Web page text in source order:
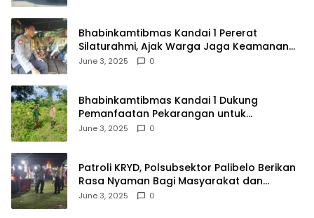
Bhabinkamtibmas Kandai 1 Pererat
Silaturahmi, Ajak Warga Jaga Keamanan
Lingkungan
June 3, 2025 0
Bhabinkamtibmas Kandai 1 Dukung
Pemanfaatan Pekarangan untuk
Ketahanan Pangan Menuju Indonesia Emas
June 3, 2025 0
Patroli KRYD, Polsubsektor Palibelo Berikan
Rasa Nyaman Bagi Masyarakat dan
Antisipasi Aksi Menjurus Premanisme
June 3, 2025 0